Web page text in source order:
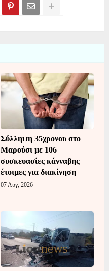
Σύλληψη 35χρονου στο
Μαρούσι με 106
συσκευασίες κάνναβης
έτοιμες για διακίνηση
07 Αυγ, 2026